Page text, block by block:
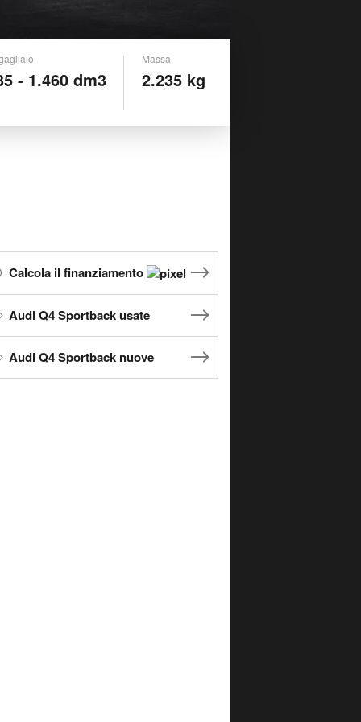
- 1.460 dm3
Massa
2.235 kg
Calcola il finanziamento
Audi Q4 Sportback usate
Audi Q4 Sportback nuove